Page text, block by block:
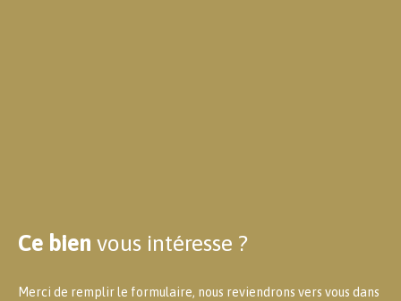
Ce bien vous intéresse ?
Merci de remplir le formulaire, nous reviendrons vers vous dans